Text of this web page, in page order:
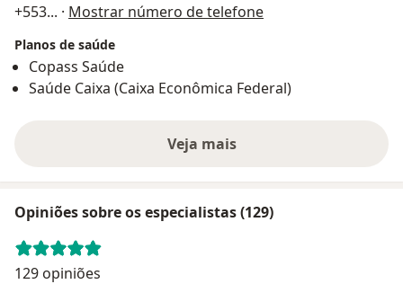
+553... · Mostrar número de telefone
Planos de saúde
Copass Saúde
Saúde Caixa (Caixa Econômica Federal)
Veja mais
Opiniões sobre os especialistas (129)
129 opiniões